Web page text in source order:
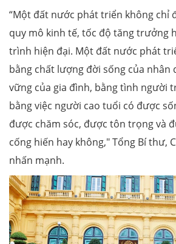
“Một đất nước phát triển không chỉ
quy mô kinh tế, tốc độ tăng trưởng
trình hiện đại. Một đất nước phát
bằng chất lượng đời sống của nhân
vững của gia đình, bằng tình người
bằng việc người cao tuổi có được
được chăm sóc, được tôn trọng và
cống hiến hay không," Tổng Bí thư,
nhấn mạnh.